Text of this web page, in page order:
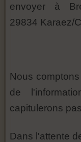
envoyer à
29834 Karaez/
Nous
de
capitulerons
Dans l'attente